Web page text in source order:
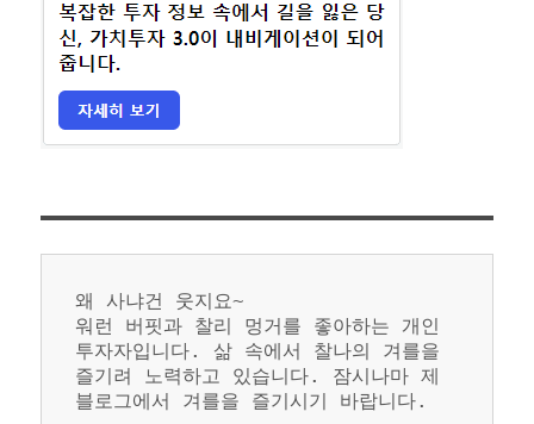
왜 사냐건 웃지요~
워런 버핏과 찰리 멍거를 좋아하는 개인
투자자입니다. 삶 속에서 찰나의 겨를을
즐기려 노력하고 있습니다. 잠시나마 제
블로그에서 겨를을 즐기시기 바랍니다.